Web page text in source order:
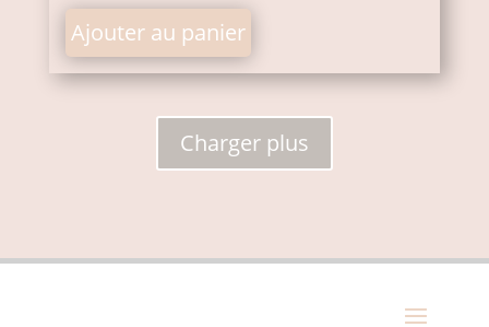
Ajouter au panier
Charger plus